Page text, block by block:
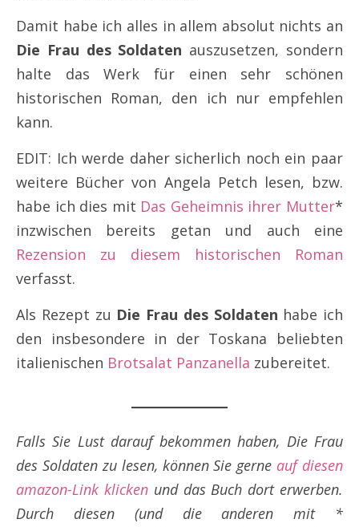
Damit habe ich alles in allem absolut nichts an
Die Frau des Soldaten auszusetzen, sondern
halte das Werk für einen sehr schönen
historischen Roman, den ich nur empfehlen
kann.
EDIT: Ich werde daher sicherlich noch ein paar
weitere Bücher von Angela Petch lesen, bzw.
habe ich dies mit Das Geheimnis ihrer Mutter*
inzwischen bereits getan und auch eine
Rezension zu diesem historischen Roman
verfasst.
Als Rezept zu Die Frau des Soldaten habe ich
den insbesondere in der Toskana beliebten
italienischen Brotsalat Panzanella zubereitet.
Falls Sie Lust darauf bekommen haben, Die Frau
des Soldaten zu lesen, können Sie gerne auf diesen
amazon-Link klickenund das Buch dort erwerben.
Durch diesen (und die anderen mit *